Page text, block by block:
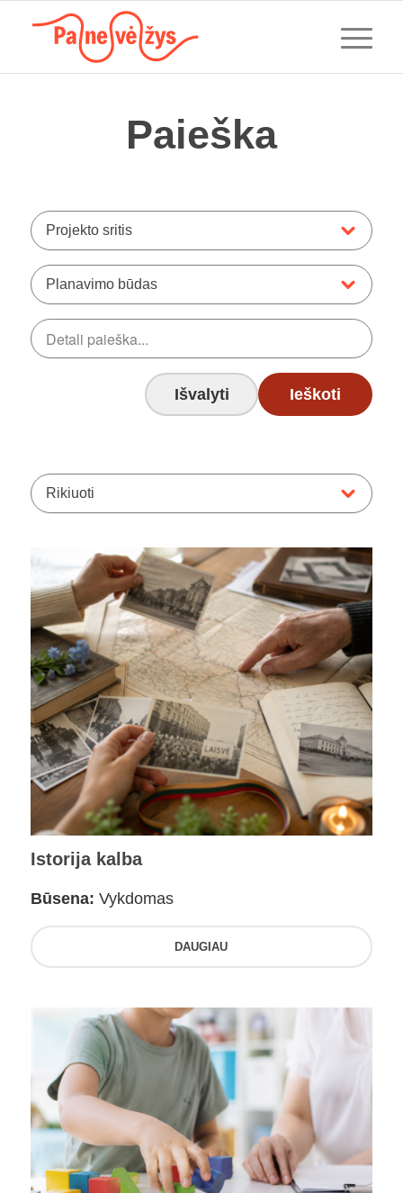
Paieška
Projekto sritis
Planavimo būdas
Išvalyti Ieškoti
Rikiuoti
Istorija kalba
Būsena: Vykdomas
DAUGIAU